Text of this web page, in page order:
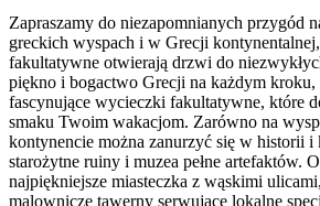
Zapraszamy do niezapomnianych przygód
greckich wyspach i w Grecji
fakultatywne otwierają drzwi do
piękno i bogactwo Grecji na każdym kroku,
fascynujące wycieczki fakultatywne, które
smaku Twoim wakacjom. Zarówno na
kontynencie można zanurzyć się w historii i
starożytne ruiny i muzea pełne artefaktów.
najpiękniejsze miasteczka z wąskimi
malownicze tawerny serwujące lokalne